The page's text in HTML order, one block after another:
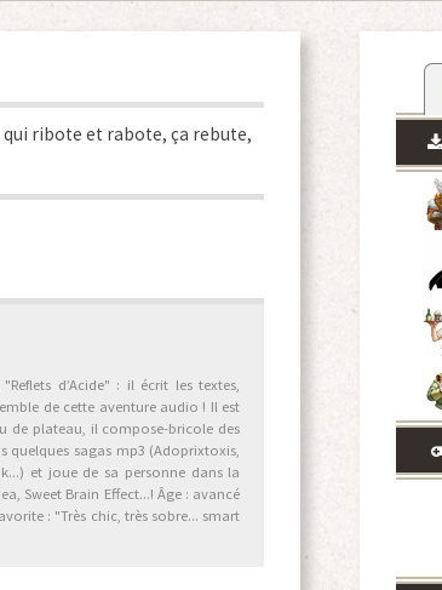
qui ribote et rabote, ça rebute,
d’Acide" : il écrit les textes,
de cette aventure audio ! Il est
de plateau, il compose-bricole des
quelques sagas mp3 (Adoprixtoxis,
et joue de sa personne dans la
Sweet Brain Effect...! Âge : avancé
: "Très chic, très sobre... smart